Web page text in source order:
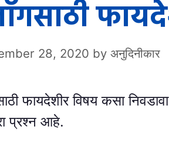
28, 2020 by अनुदिनीकार
फायदेशीर विषय कसा
प्रश्न आहे.